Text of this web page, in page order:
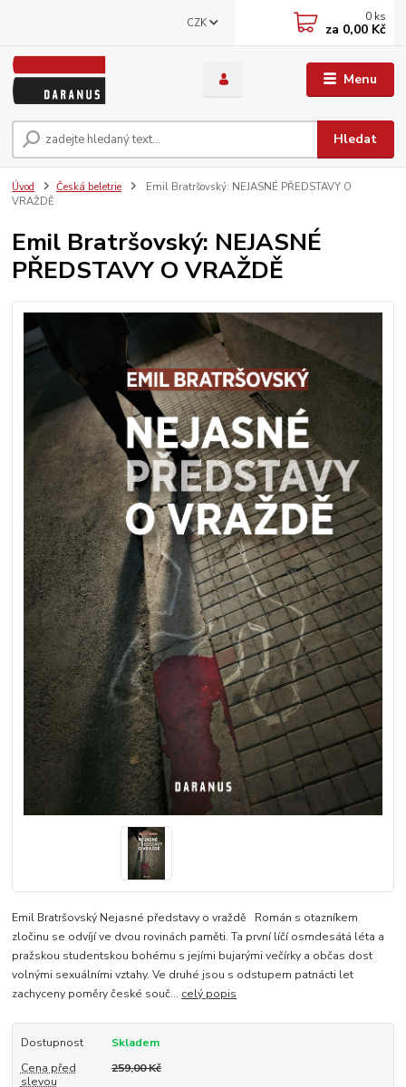
Menu
CZK
Hledat
0 ks
za 0,00 Kč
Úvod Česká beletrie
Emil Bratršovský: NEJASNÉ PŘEDSTAVY O
VRAŽDĚ
Emil Bratršovský: NEJASNÉ
PŘEDSTAVY O VRAŽDĚ
Emil Bratršovský Nejasné představy o vraždě Román s otazníkem
zločinu se odvíjí ve dvou rovinách paměti. Ta první líčí osmdesátá léta a
pražskou studentskou bohému s jejími bujarými večírky a občas dost
volnými sexuálními vztahy. Ve druhé jsou s odstupem patnácti let
zachyceny poměry české souč... celý popis
Dostupnost
Skladem
Cena před
slevou
259,00 Kč